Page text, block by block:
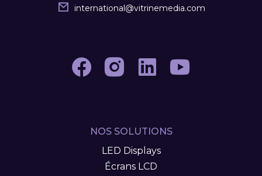
international@vitrinemedia.com
NOS SOLUTIONS
LED Displays
Écrans LCD